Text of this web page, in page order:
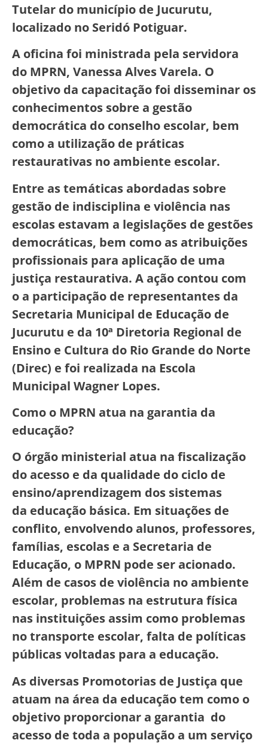
Tutelar do município de Jucurutu,
localizado no Seridó Potiguar.
A oficina foi ministrada pela servidora
do MPRN, Vanessa Alves Varela. O
objetivo da capacitação foi disseminar os
conhecimentos sobre a gestão
democrática do conselho escolar, bem
como a utilização de práticas
restaurativas no ambiente escolar.
Entre as temáticas abordadas sobre
gestão de indisciplina e violência nas
escolas estavam a legislações de gestões
democráticas, bem como as atribuições
profissionais para aplicação de uma
justiça restaurativa. A ação contou com
o a participação de representantes da
Secretaria Municipal de Educação de
Jucurutu e da 10ª Diretoria Regional de
Ensino e Cultura do Rio Grande do Norte
(Direc) e foi realizada na Escola
Municipal Wagner Lopes.
Como o MPRN atua na garantia da
educação?
O órgão ministerial atua na fiscalização
do acesso e da qualidade do ciclo de
ensino/aprendizagem dos sistemas
da educação básica. Em situações de
conflito, envolvendo alunos, professores,
famílias, escolas e a Secretaria de
Educação, o MPRN pode ser acionado.
Além de casos de violência no ambiente
escolar, problemas na estrutura física
nas instituições assim como problemas
no transporte escolar, falta de políticas
públicas voltadas para a educação.
As diversas Promotorias de Justiça que
atuam na área da educação tem como o
objetivo proporcionar a garantia do
acesso de toda a população a um serviço